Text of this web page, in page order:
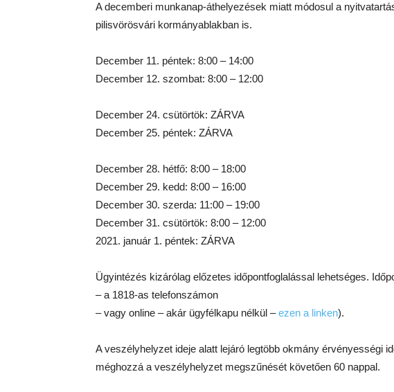
A decemberi munkanap-áthelyezések miatt módosul a
pilisvörösvári kormányablakban is.
December 11. péntek: 8:00 – 14:00
December 12. szombat: 8:00 – 12:00
December 24. csütörtök: ZÁRVA
December 25. péntek: ZÁRVA
December 28. hétfő: 8:00 – 18:00
December 29. kedd: 8:00 – 16:00
December 30. szerda: 11:00 – 19:00
December 31. csütörtök: 8:00 – 12:00
2021. január 1. péntek: ZÁRVA
Ügyintézés kizárólag előzetes időpontfoglalással lehetséges.
– a 1818-as telefonszámon
– vagy online – akár ügyfélkapu nélkül –ezen a linken).
A veszélyhelyzet ideje alatt lejáró legtöbb okmány érvényességi
méghozzá a veszélyhelyzet megszűnését követően 60 nappal.